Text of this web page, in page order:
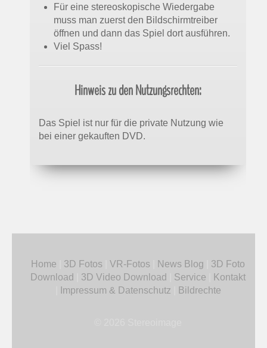
Für eine stereoskopische Wiedergabe
muss man zuerst den Bildschirmtreiber
öffnen und dann das Spiel dort ausführen.
Viel Spass!
Hinweis zu den Nutzungsrechten:
Das Spiel ist nur für die private Nutzung wie
bei einer gekauften DVD.
Home 3D Fotos VR-Fotos News Blog
3D Foto
Download
3D Video Download Service
Kontakt
Impressum & Datenschutz Bildrechte